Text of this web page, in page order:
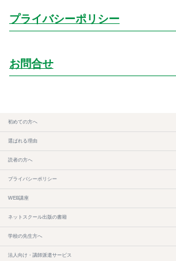
プライバシーポリシー
お問合せ
初めての方へ
選ばれる理由
読者の方へ
プライバシーポリシー
WEB講座
ネットスクール出版の書籍
学校の先生方へ
法人向け・講師派遣サービス